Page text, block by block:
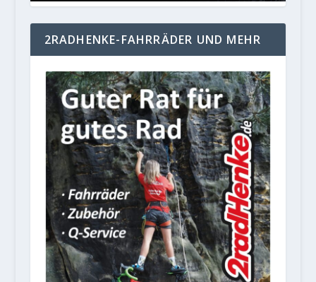
2RADHENKE-FAHRRÄDER UND MEHR